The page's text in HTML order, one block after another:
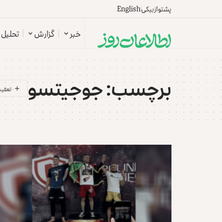
پشتوازبیکیEnglish
خبر گزارش تحلیل
برچسب:جوجیتسو